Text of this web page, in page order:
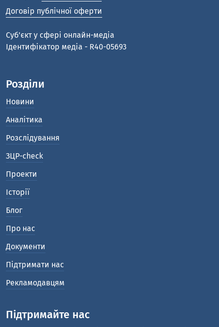
Договір публічної оферти
Cуб'єкт у сфері онлайн-медіа
Ідентифікатор медіа - R40-05693
Розділи
Новини
Аналітика
Розслідування
ЗЦР-check
Проекти
Історії
Блог
Про нас
Документи
Підтримати нас
Рекламодавцям
Підтримайте нас